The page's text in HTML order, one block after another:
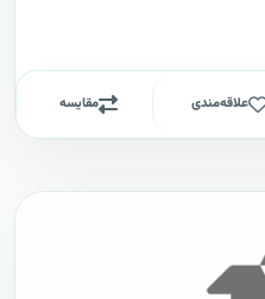
علاقه‌مندی مقایسه